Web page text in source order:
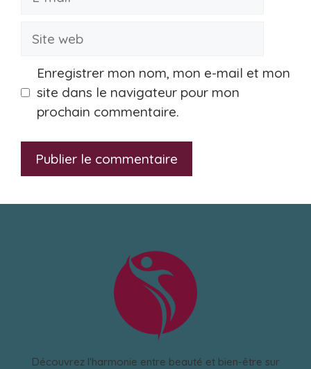
Site
Enregistrer mon nom, mon e-mail et mon
site dans le navigateur pour mon
prochain commentaire.
Découvrez l'harmonie entre beauté et bien-être sur